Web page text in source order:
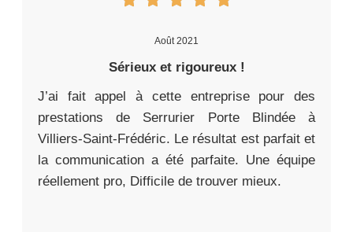
Août 2021
Sérieux et rigoureux !
J’ai fait appel à cette entreprise pour des
prestations de Serrurier Porte Blindée à
Villiers-Saint-Frédéric. Le résultat est parfait et
la communication a été parfaite. Une équipe
réellement pro, Difficile de trouver mieux.